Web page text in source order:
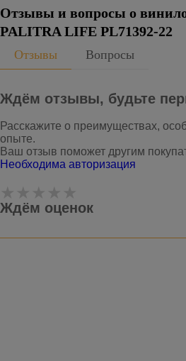
Отзывы и вопросы о
PALITRA LIFE PL71392-22
Отзывы Вопросы
Ждём отзывы, будьте
Расскажите о преимуществах,
опыте.
Ваш отзыв поможет другим
Необходима авторизация
Ждём оценок